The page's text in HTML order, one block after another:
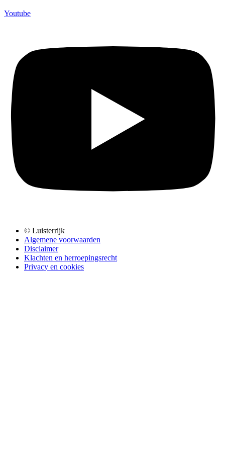
Youtube
© Luisterrijk
Algemene voorwaarden
Disclaimer
Klachten en herroepingsrecht
Privacy en cookies